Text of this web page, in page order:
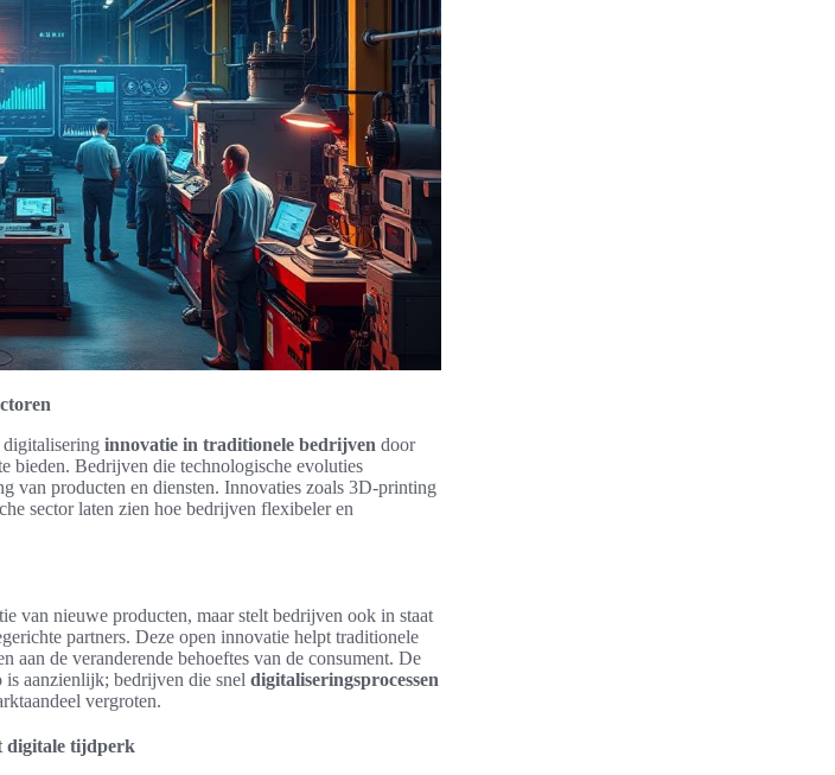
digitalisering innovatie in traditionele bedrijven door
bieden. Bedrijven die technologische evoluties
van producten en diensten. Innovaties zoals 3D-printing
sector laten zien hoe bedrijven flexibeler en
van nieuwe producten, maar stelt bedrijven ook in staat
partners. Deze open innovatie helpt traditionele
aan de veranderende behoeftes van de consument. De
is aanzienlijk; bedrijven die snel digitaliseringsprocessen
vergroten.
digitale tijdperk